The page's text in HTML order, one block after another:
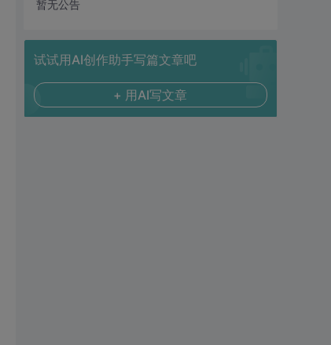
暂无公告
试试用AI创作助手写篇文章吧
+ 用AI写文章